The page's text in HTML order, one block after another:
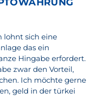
lohnt sich eine
das ein
Hingabe erfordert.
zwar den Vorteil,
Ich möchte gerne
geld in der türkei